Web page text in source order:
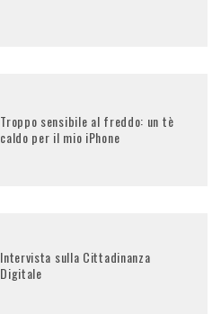
Troppo sensibile al freddo: un tè
caldo per il mio iPhone
Intervista sulla Cittadinanza
Digitale